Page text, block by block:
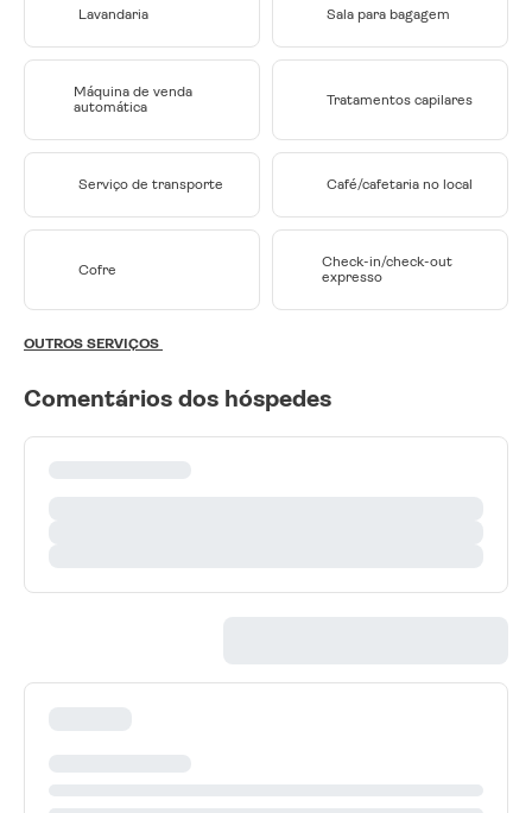
Lavandaria Sala para bagagem
Máquina de venda
automática
Tratamentos capilares
Serviço de transporte Café/cafetaria no local
Cofre
Check-in/check-out
expresso
OUTROS SERVIÇOS
Comentários dos hóspedes